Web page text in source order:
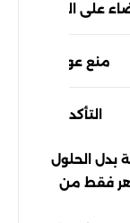
على المستعرة
منع عودة
التأكد من
بدل الحلول
فقط من